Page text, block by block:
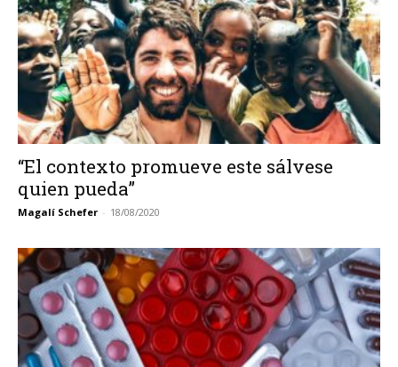
“El contexto promueve este sálvese
quien pueda”
Magalí Schefer - 18/08/2020